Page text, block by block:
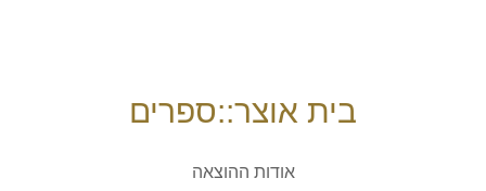
בית אוצר::ספרים
אודות ההוצאה